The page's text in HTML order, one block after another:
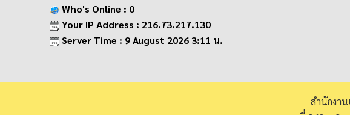
Who's Online : 0
Your IP Address : 216.73.217.130
Server Time : 9 August 2026 3:11 น.
สำนักงา